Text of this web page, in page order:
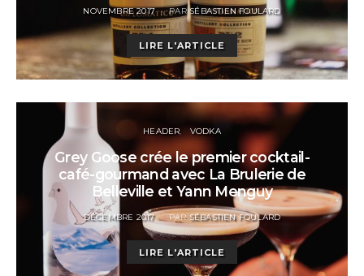
POSTED
NOVEMBRE 2017 PAR SÉBASTIEN FOULARD
LIRE L'ARTICLE
HEADER VODKA
Grey Goose crée le premier cocktail-
café-gourmand avec La Brulerie de
Belleville et Yann Menguy
POSTED
ON
DÉCEMBRE 2017 PAR SÉBASTIEN FOULARD
LIRE L'ARTICLE